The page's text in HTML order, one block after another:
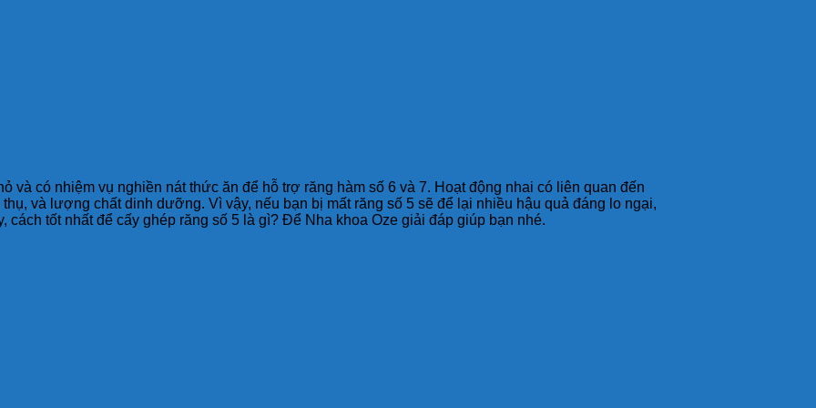
và có nhiệm vụ nghiền nát thức ăn để hỗ trợ răng hàm số 6 và 7. Hoạt động nhai có liên quan đến
và lượng chất dinh dưỡng. Vì vậy, nếu bạn bị mất răng số 5 sẽ để lại nhiều hậu quả đáng lo ngại,
cách tốt nhất để cấy ghép răng số 5 là gì? Để Nha khoa Oze giải đáp giúp bạn nhé.